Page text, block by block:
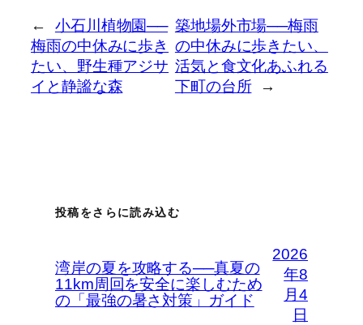
←
小石川植物園──
梅雨の中休みに歩き
たい、野生種アジサ
イと静謐な森
築地場外市場──梅雨
の中休みに歩きたい、
活気と食文化あふれる
下町の台所
→
投稿をさらに読み込む
湾岸の夏を攻略する──真夏の
11km周回を安全に楽しむため
の「最強の暑さ対策」ガイド
2026
年8
月4
日